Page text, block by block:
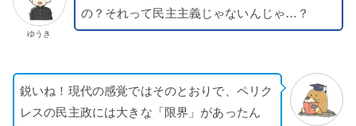
ゆうき
の？それって民主主義じゃないんじゃ…？
鋭いね！現代の感覚ではそのとおりで、ペリク
レスの民主政には大きな「限界」があったん